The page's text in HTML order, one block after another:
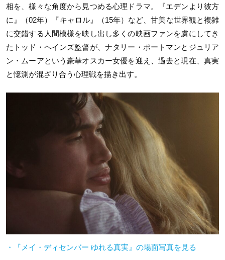
相を、様々な角度から見つめる心理ドラマ。『エデンより彼方
に』（02年）『キャロル』（15年）など、甘美な世界観と複雑
に交錯する人間模様を映し出し多くの映画ファンを虜にしてき
たトッド・ヘインズ監督が、ナタリー・ポートマンとジュリア
ン・ムーアという豪華オスカー女優を迎え、過去と現在、真実
と憶測が混ざり合う心理戦を描き出す。
・『メイ・ディセンバー ゆれる真実』の場面写真を見る